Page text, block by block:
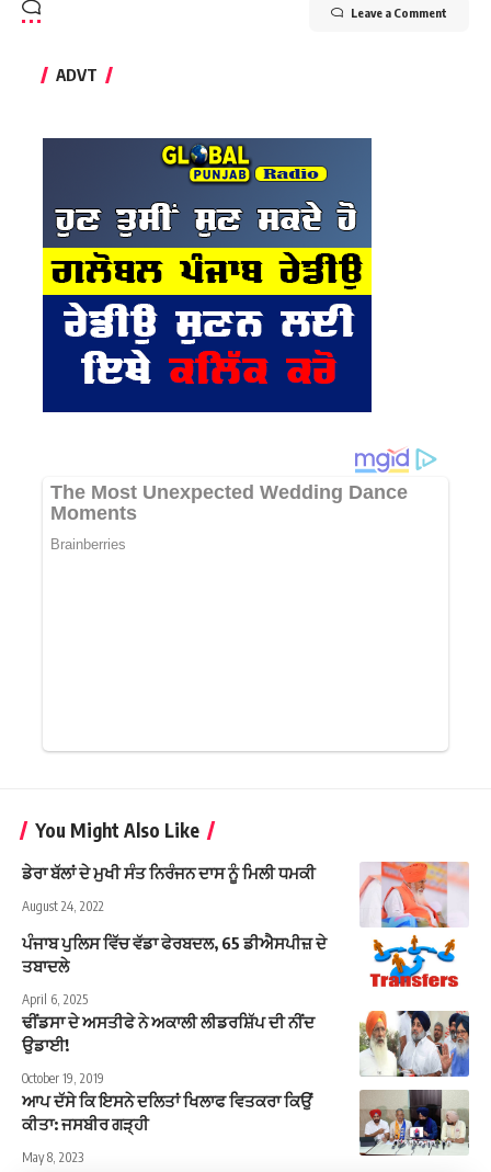
Leave a Comment
ADVT
You Might Also Like
ਡੇਰਾ ਬੱਲਾਂ ਦੇ ਮੁਖੀ ਸੰਤ ਨਿਰੰਜਨ ਦਾਸ ਨੂੰ ਮਿਲੀ ਧਮਕੀ
August 24, 2022
ਪੰਜਾਬ ਪੁਲਿਸ ਵਿੱਚ ਵੱਡਾ ਫੇਰਬਦਲ, 65 ਡੀਐਸਪੀਜ਼ ਦੇ
ਤਬਾਦਲੇ
April 6, 2025
ਢੀਂਡਸਾ ਦੇ ਅਸਤੀਫੇ ਨੇ ਅਕਾਲੀ ਲੀਡਰਸ਼ਿੱਪ ਦੀ ਨੀਂਦ
ਉਡਾਈ!
October 19, 2019
ਆਪ ਦੱਸੇ ਕਿ ਇਸਨੇ ਦਲਿਤਾਂ ਖਿਲਾਫ ਵਿਤਕਰਾ ਕਿਉਂ
ਕੀਤਾ: ਜਸਬੀਰ ਗੜ੍ਹੀ
May 8, 2023